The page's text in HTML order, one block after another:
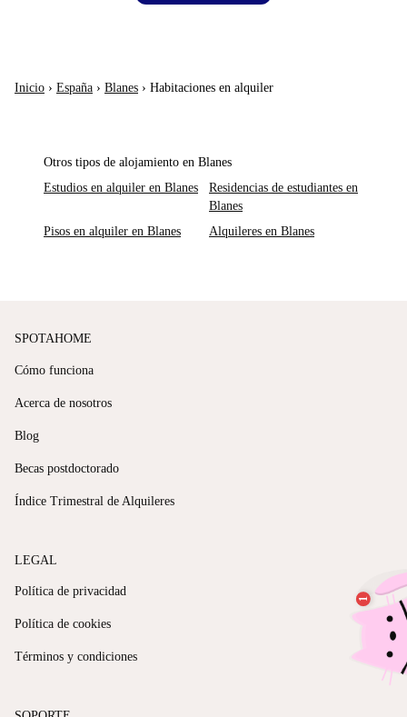
Inicio › España › Blanes › Habitaciones en alquiler
Otros tipos de alojamiento en Blanes
Estudios en alquiler en Blanes
Residencias de estudiantes en
Blanes
Pisos en alquiler en Blanes
Alquileres en Blanes
SPOTAHOME
Cómo funciona
Acerca de nosotros
Blog
Becas postdoctorado
Índice Trimestral de Alquileres
LEGAL
Política de privacidad
Política de cookies
Términos y condiciones